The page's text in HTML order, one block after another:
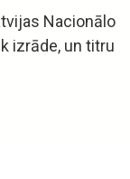
Nacionālo
izrāde, un titru